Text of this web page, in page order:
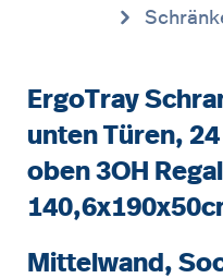
ErgoTray
unten Türen,
oben 3OH
Mittelwand,